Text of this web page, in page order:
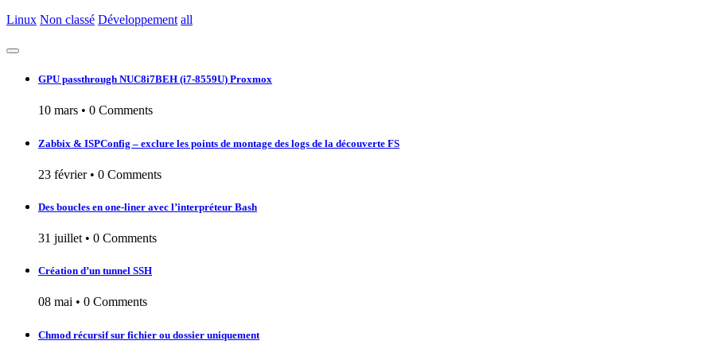
Linux Non classé Développement all
GPU passthrough NUC8i7BEH (i7-8559U) Proxmox
10 mars • 0 Comments
Zabbix & ISPConfig – exclure les points de montage des logs de la découverte FS
23 février• 0 Comments
Des boucles en one-liner avec l’interpréteur Bash
31 juillet • 0 Comments
Création d’un tunnel SSH
08 mai • 0 Comments
Chmod récursif sur fichier ou dossier uniquement